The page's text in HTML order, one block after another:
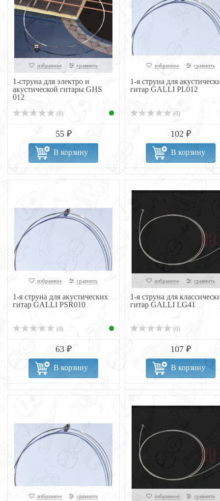
избранное сравнить
1-струна для электро и
акустической гитары GHS
012
(0)
55 ₽
В корзину
избранное сравнить
1-я струна для
гитар GALLI PL012
(0)
102 ₽
В корзину
избранное сравнить
1-я струна для акустических
гитар GALLI PSR010
(0)
63 ₽
В корзину
избранное сравнить
1-я струна для
гитар GALLI LG41
(0)
107 ₽
В корзину
избранное сравнить избранное сравнить